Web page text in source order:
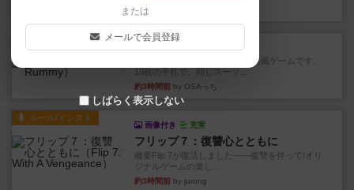
約2時間前
トランプで遊べる2人対戦の麻雀風ゲームです。
10枚の手札で、同じスーツ...
約3時間前 by OSAっち
ルール/インスト
画像付き 充実
フリップ７：復讐心とともに
概要Flip 7が復活しました――復讐を伴って!オリ
ジナルゲームの楽し...
約3時間前 by jurong
または
メールで会員登録
しばらく表示しない